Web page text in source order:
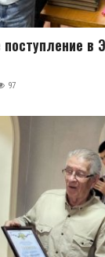
поступление
97